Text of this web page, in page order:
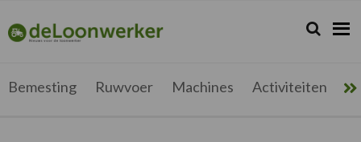
de
hoofdnavigatie
de
hoofd
de
eerste
de
voettekst
deloonwerker.be Zoeken...
Zoek
Bemesting Ruwvoer Machines Activiteiten